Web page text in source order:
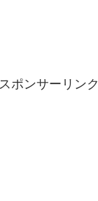
スポンサーリンク